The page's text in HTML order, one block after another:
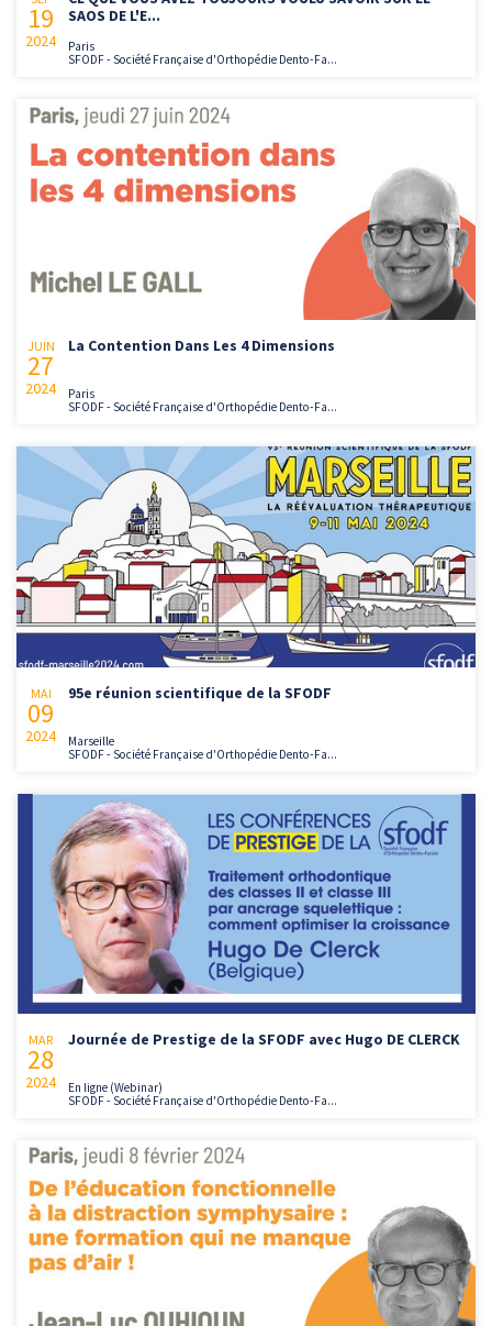
19
2024
SAOS DE L'E...
Paris
SFODF - Société Française d'Orthopédie Dento-Fa...
JUIN
27
2024
La Contention Dans Les 4 Dimensions
Paris
SFODF - Société Française d'Orthopédie Dento-Fa...
MAI
09
2024
95e réunion scientifique de la SFODF
Marseille
SFODF - Société Française d'Orthopédie Dento-Fa...
MAR
28
2024
Journée de Prestige de la SFODF avec Hugo DE CLERCK
En ligne (Webinar)
SFODF - Société Française d'Orthopédie Dento-Fa...